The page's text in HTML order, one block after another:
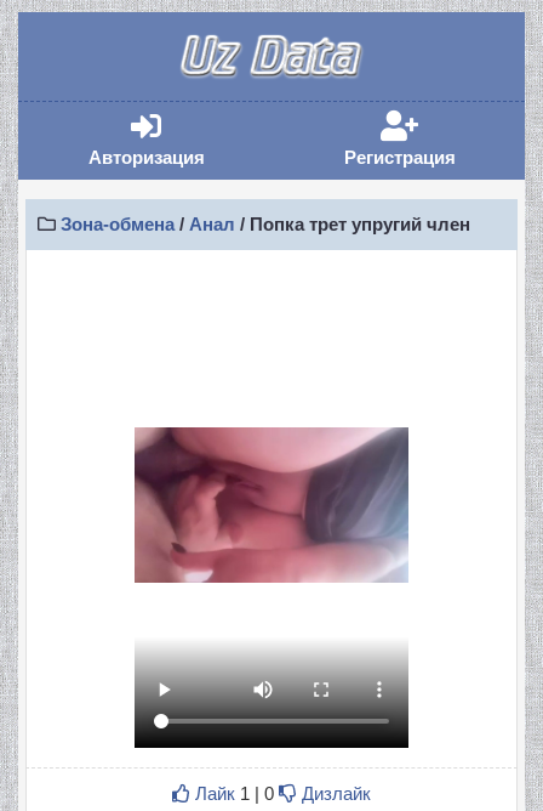
Авторизация
Авторизация
Регистрация
Регистрация
Зона-обмена / Анал / Попка трет упругий член
Лайк 1 | 0 Дизлайк